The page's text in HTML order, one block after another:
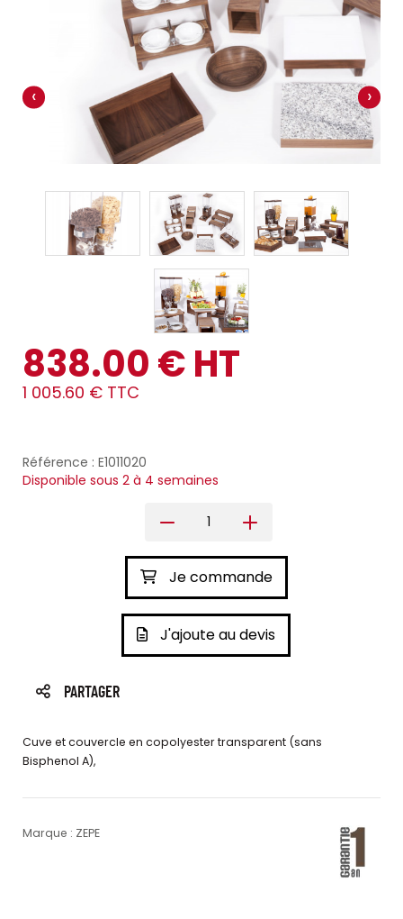
‹ ›
838.00 € HT
1 005.60 € TTC
Référence : E1011020
Disponible sous 2 à 4 semaines
Je commande
J'ajoute au devis
PARTAGER
Cuve et couvercle en copolyester transparent (sans
Bisphenol A),
Marque : ZEPE